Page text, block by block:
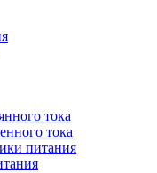
тока
тока
питания